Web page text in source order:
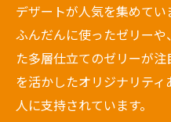
デザートが人気を集めて
ふんだんに使ったゼリー
た多層仕立てのゼリーが
を活かしたオリジナリテ
人に支持されています。